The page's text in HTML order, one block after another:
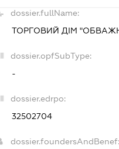
dossier.fullName:
ТОРГОВИЙ ДІМ
dossier.opfSubType:
-
dossier.edrpo:
32502704
dossier.foundersAndBenef: